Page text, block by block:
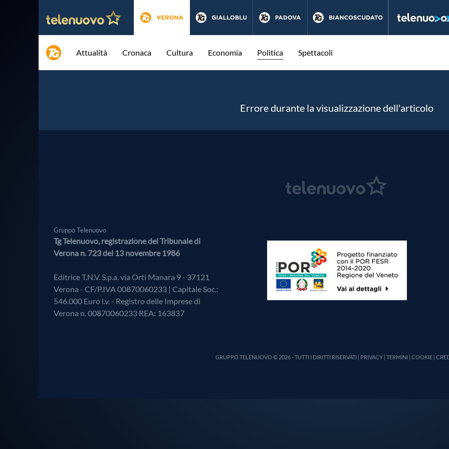
Attualità Cronaca Cultura Economia Politica Spettacoli
Errore durante la visualizzazione dell'articolo
Gruppo Telenuovo
Tg Telenuovo, registrazione del Tribunale di
Verona n. 723 del 13 novembre 1986
Editrice T.N.V. S.p.a. via Orti Manara 9 - 37121
Verona - CF/P.IVA 00870060233 | Capitale Soc.:
546.000 Euro i.v. - Registro delle Imprese di
Verona n. 00870060233 REA: 163837
GRUPPO TELENUOVO © 2026 - TUTTI I DIRITTI RISERVATI | PRIVACY | TERMINI | COOKIE |